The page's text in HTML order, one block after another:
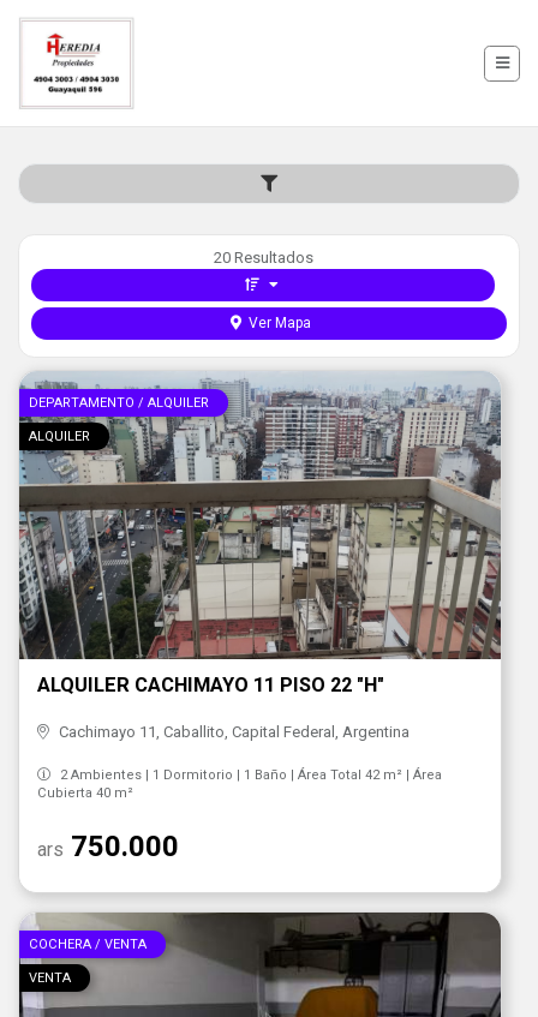
20 Resultados
Ver Mapa
DEPARTAMENTO / ALQUILER
ALQUILER
ALQUILER CACHIMAYO 11 PISO 22 "H"
Cachimayo 11, Caballito, Capital Federal, Argentina
2 Ambientes | 1 Dormitorio | 1 Baño | Área Total 42 m² | Área
Cubierta 40 m²
ars 750.000
COCHERA / VENTA
VENTA